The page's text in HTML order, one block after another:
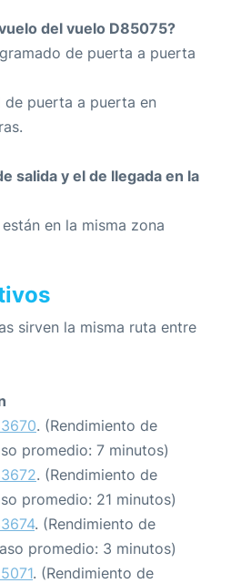
del vuelo D85075?
de puerta a puerta
puerta a puerta en
salida y el de llegada en la
en la misma zona
sirven la misma ruta entre
. (Rendimiento de
promedio: 7 minutos)
. (Rendimiento de
promedio: 21 minutos)
. (Rendimiento de
promedio: 3 minutos)
. (Rendimiento de